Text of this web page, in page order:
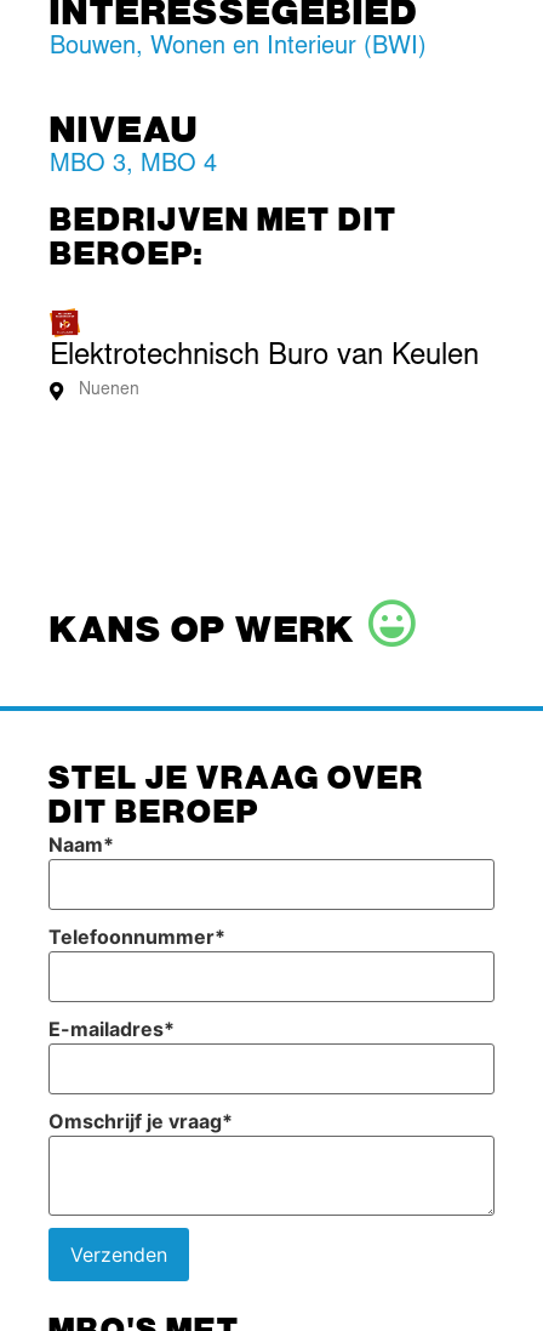
INTERESSEGEBIED
Bouwen, Wonen en Interieur (BWI)
NIVEAU
MBO 3, MBO 4
BEDRIJVEN MET DIT
BEROEP:
Elektrotechnisch Buro van Keulen
Nuenen
KANS OP WERK
STEL JE VRAAG OVER
DIT BEROEP
Naam*
Telefoonnummer*
E-mailadres*
Omschrijf je vraag*
Verzenden